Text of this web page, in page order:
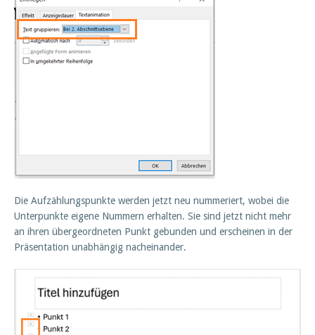
Die Aufzählungspunkte werden jetzt neu nummeriert, wobei die
Unterpunkte eigene Nummern erhalten. Sie sind jetzt nicht mehr
an ihren übergeordneten Punkt gebunden und erscheinen in der
Präsentation unabhängig nacheinander.